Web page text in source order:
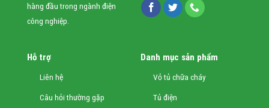
hàng đầu trong ngành điện
công nghiệp.
Hỗ trợ
Liên hệ
Câu hỏi thường gặp
Danh mục sản phẩm
Vỏ tủ chữa cháy
Tủ điện